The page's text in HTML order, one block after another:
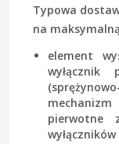
Typowa
na
element
wyłącznik
pierwotne